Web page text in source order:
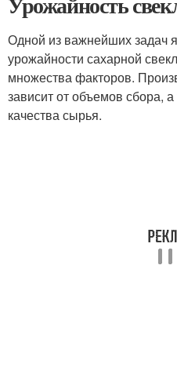
Одной из важнейших задач
урожайности сахарной
множества факторов.
зависит от объемов сбора, а
качества сырья.